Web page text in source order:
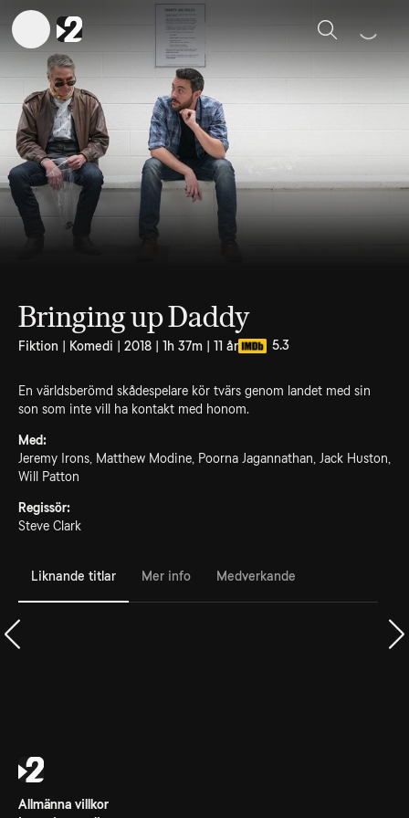
Sök
Bringing up Daddy
Fiktion | Komedi | 2018 | 1h 37m | 11 år 5.3
En världsberömd skådespelare kör tvärs genom landet med sin
son som inte vill ha kontakt med honom.
Med:
Jeremy Irons, Matthew Modine, Poorna Jagannathan, Jack Huston,
Will Patton
Regissör:
Steve Clark
Liknande titlar Mer info Medverkande
Allmänna villkor